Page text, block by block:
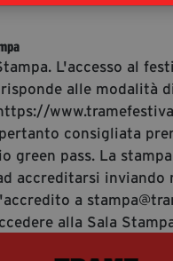
L'accesso al
alle modalità
consigliata
green pass. La
accreditarsi inviando
a
alla Sala